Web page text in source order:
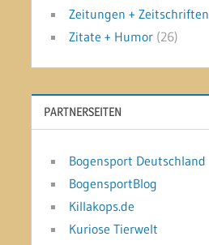
Zeitungen + Zeitschriften
Zitate + Humor (26)
PARTNERSEITEN
Bogensport Deutschland
BogensportBlog
Killakops.de
Kuriose Tierwelt